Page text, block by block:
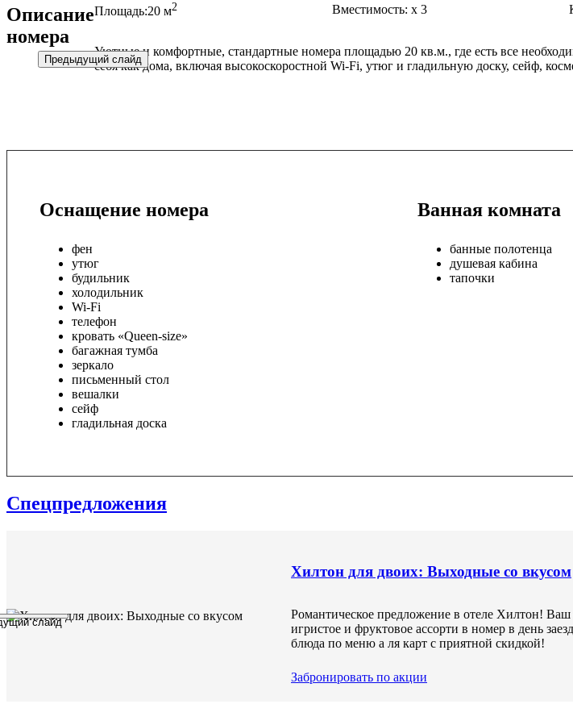
Предыдущий слайд
Описание
номера
Площадь:20 м2 Вместимость: x3
Уютные и комфортные, стандартные номера площадью 20 кв.м., где есть все
себя как дома, включая высокоскоростной Wi-Fi, утюг и гладильную доску, сейф,
Оснащение номера
фен
утюг
будильник
холодильник
Wi-Fi
телефон
кровать «Queen-size»
багажная тумба
зеркало
письменный стол
вешалки
сейф
гладильная доска
Ванная комната
банные полотенца
душевая кабина
тапочки
Спецпредложения
Хилтон для двоих: Выходные со вкусом
Романтическое предложение в отеле Хилтон!
игристое и фруктовое ассорти в номер в день
блюда по меню а ля карт с приятной скидкой!
Забронировать по акции
Раннее бронирование
Скидка 15% при бронировании за 3 дня и более до заезда.
Забронировать по акции
Семейные выходные на Таганке
Исследуйте историю Москвы с комфортом Hampton
Забронировать по акции
слайд